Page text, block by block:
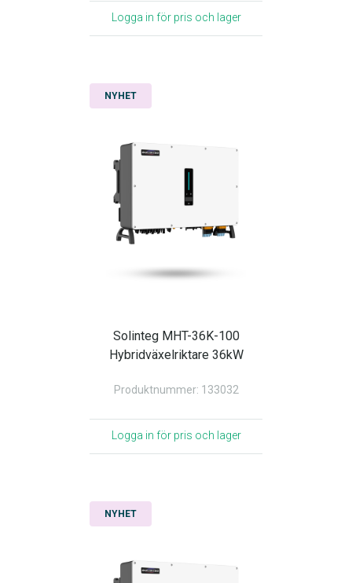
Logga in för pris och lager
NYHET
Solinteg MHT-36K-100
Hybridväxelriktare 36kW
Produktnummer: 133032
Logga in för pris och lager
NYHET